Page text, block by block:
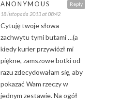
Reply
ANONYMOUS
18 listopada 2013 at 08:42
Cytuję twoje słowa
zachwytu tymi butami …(a
kiedy kurier przywiózł mi
piękne, zamszowe botki od
razu zdecydowałam się, aby
pokazać Wam rzeczy w
jednym zestawie. Na ogół